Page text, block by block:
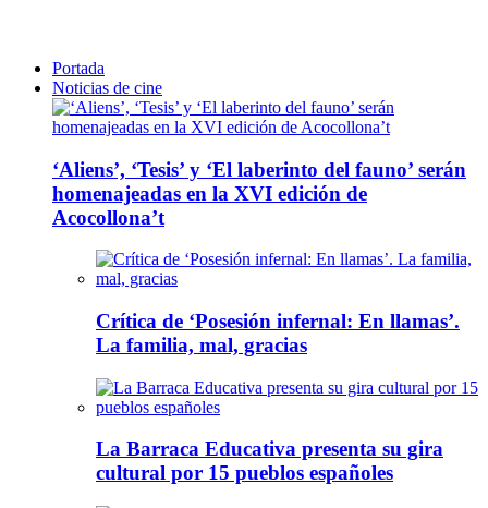
Portada
Noticias de cine
‘Aliens’, ‘Tesis’ y ‘El laberinto del fauno’ serán
homenajeadas en la XVI edición de
Acocollona’t
Crítica de ‘Posesión infernal: En llamas’.
La familia, mal, gracias
La Barraca Educativa presenta su gira
cultural por 15 pueblos españoles